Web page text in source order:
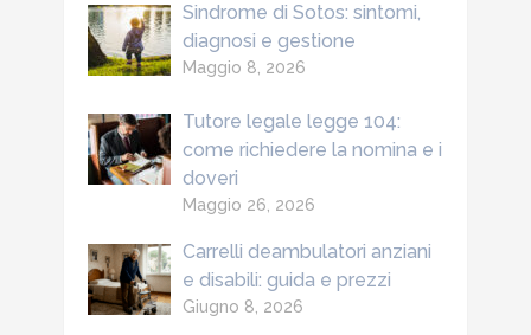
Sindrome di Sotos: sintomi,
diagnosi e gestione
Maggio 8, 2026
Tutore legale legge 104:
come richiedere la nomina e i
doveri
Maggio 26, 2026
Carrelli deambulatori anziani
e disabili: guida e prezzi
Giugno 8, 2026